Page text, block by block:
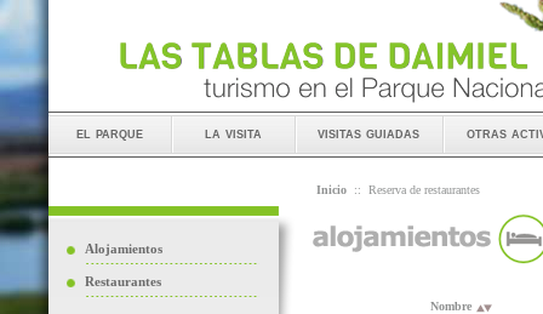
el parque la visita visitas guiadas otras
Alojamientos
Restaurantes
Inicio :: Reserva de restaurantes
Nombre